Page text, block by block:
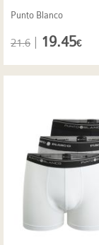
Punto Blanco
21.6 19.45€